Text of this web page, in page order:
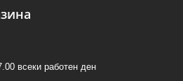
всеки работен ден